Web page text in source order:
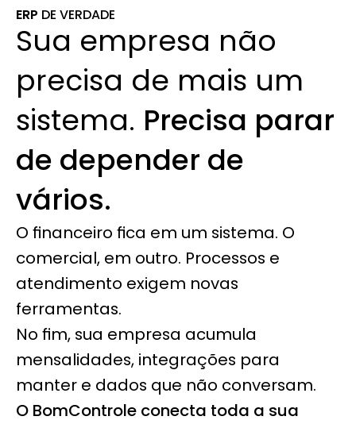
ERP DE VERDADE
Sua empresa não
precisa de mais um
sistema. Precisa parar
de depender de
vários.
O financeiro fica em um sistema. O
comercial, em outro. Processos e
atendimento exigem novas
ferramentas.
No fim, sua empresa acumula
mensalidades, integrações para
manter e dados que não conversam.
O BomControle conecta toda a sua